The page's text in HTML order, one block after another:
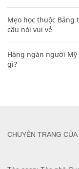
Mẹo học thuộc Bảng
câu nói vui vẻ
Hàng ngàn người Mỹ
gì?
CHUYÊN TRANG CỦA